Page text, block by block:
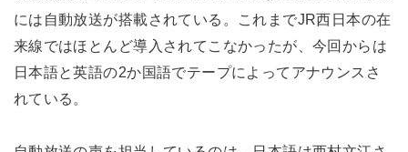
には自動放送が搭載されている。これまでJR西日本の在
来線ではほとんど導入されてこなかったが、今回からは
日本語と英語の2か国語でテープによってアナウンスさ
れている。